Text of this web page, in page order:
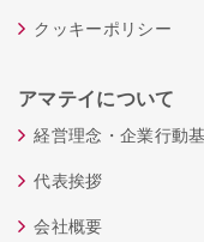
クッキーポリシー
アマテイについて
経営理念・企業行動
代表挨拶
会社概要